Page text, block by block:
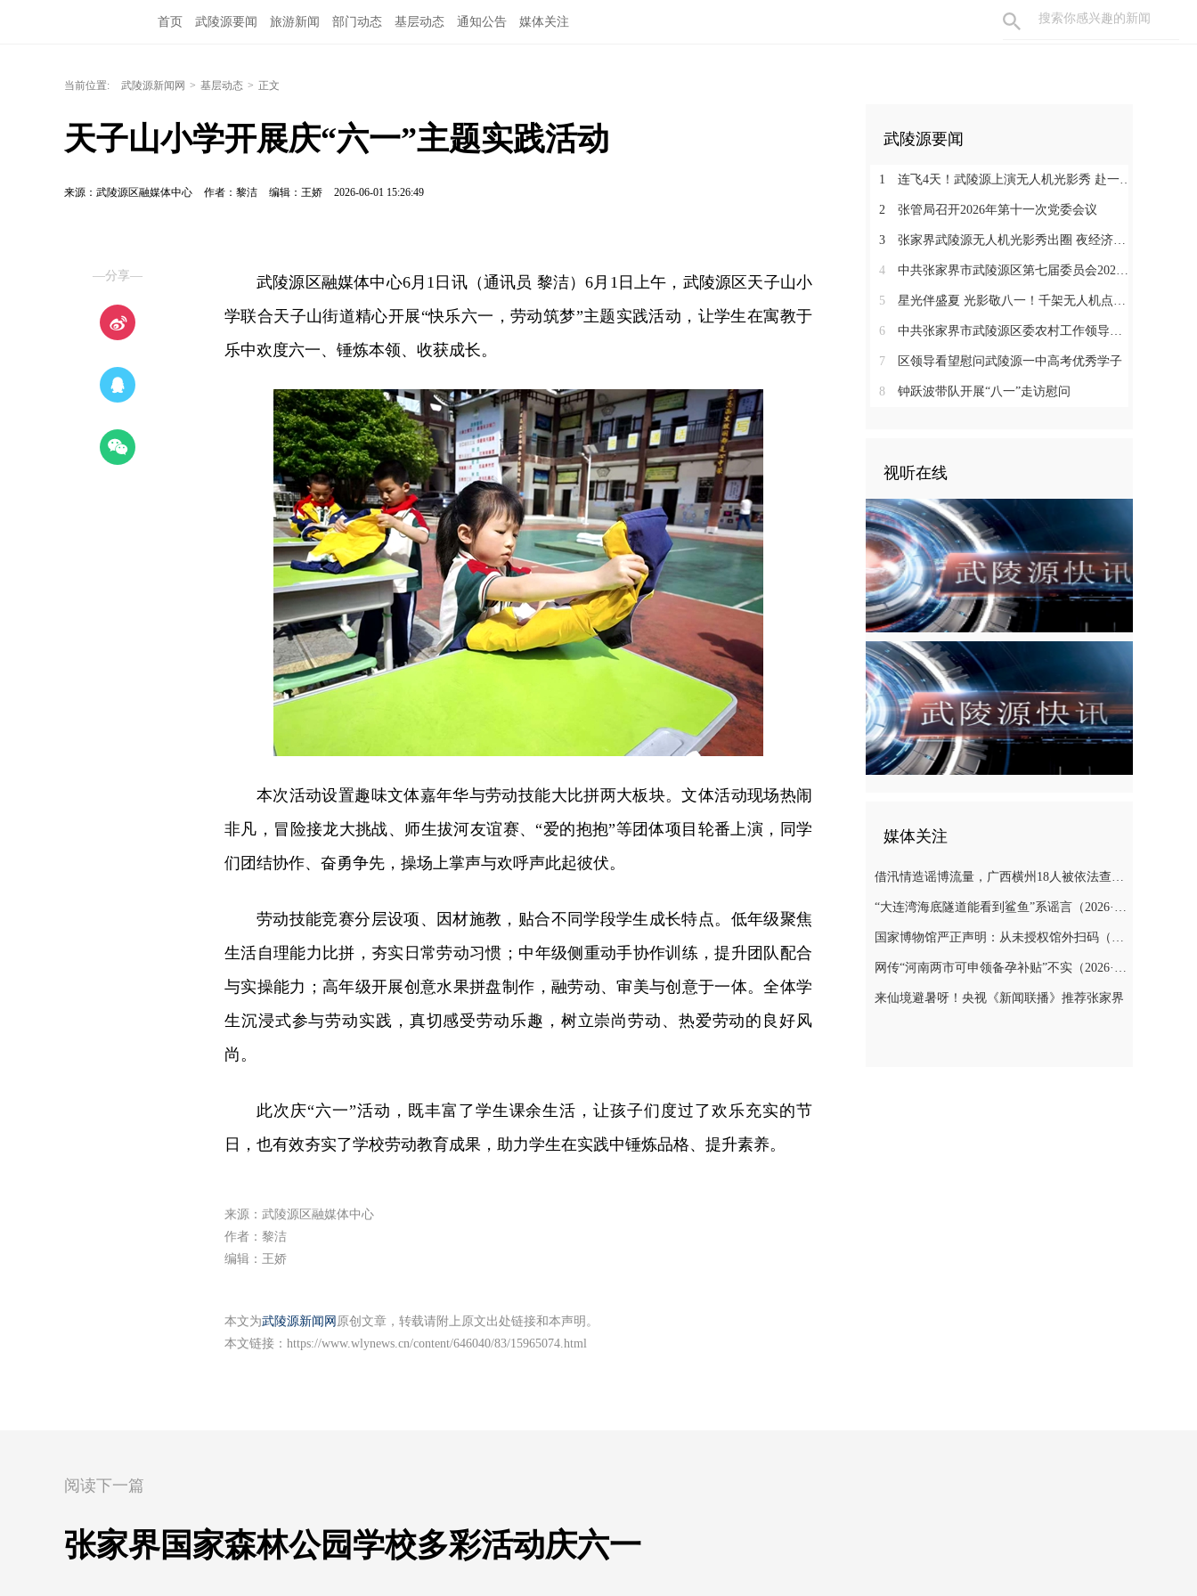
首页 武陵源要闻 旅游新闻 部门动态 基层动态 通知公告 媒体关注
当前位置: 武陵源新闻网 > 基层动态 > 正文
天子山小学开展庆“六一”主题实践活动
来源：武陵源区融媒体中心 作者：黎洁 编辑：王娇 2026-06-01 15:26:49
—分享—
武陵源区融媒体中心6月1日讯（通讯员 黎洁）6月1日上午，武陵源区天子山小
学联合天子山街道精心开展“快乐六一，劳动筑梦”主题实践活动，让学生在寓教于
乐中欢度六一、锤炼本领、收获成长。
本次活动设置趣味文体嘉年华与劳动技能大比拼两大板块。文体活动现场热闹
非凡，冒险接龙大挑战、师生拔河友谊赛、“爱的抱抱”等团体项目轮番上演，同学
们团结协作、奋勇争先，操场上掌声与欢呼声此起彼伏。
劳动技能竞赛分层设项、因材施教，贴合不同学段学生成长特点。低年级聚焦
生活自理能力比拼，夯实日常劳动习惯；中年级侧重动手协作训练，提升团队配合
与实操能力；高年级开展创意水果拼盘制作，融劳动、审美与创意于一体。全体学
生沉浸式参与劳动实践，真切感受劳动乐趣，树立崇尚劳动、热爱劳动的良好风
尚。
此次庆“六一”活动，既丰富了学生课余生活，让孩子们度过了欢乐充实的节
日，也有效夯实了学校劳动教育成果，助力学生在实践中锤炼品格、提升素养。
来源：武陵源区融媒体中心
作者：黎洁
编辑：王娇
本文为武陵源新闻网 原创文章，转载请附上原文出处链接和本声明。
本文链接： https://www.wlynews.cn/content/646040/83/15965074.html
武陵源要闻
1 连飞4天！武陵源上演无人机光影秀 赴一场峰林夜色之约
2 张管局召开2026年第十一次党委会议
3 张家界武陵源无人机光影秀出圈 夜经济激活山水“第二增长曲线”
4 中共张家界市武陵源区第七届委员会2026年第1次常委会会议召开
5 星光伴盛夏 光影敬八一！千架无人机点亮武陵源峰林夜空
6 中共张家界市武陵源区委农村工作领导小组会议召开
7 区领导看望慰问武陵源一中高考优秀学子
8 钟跃波带队开展“八一”走访慰问
视听在线
媒体关注
借汛情造谣博流量，广西横州18人被依法查处（2026·08·05）
“大连湾海底隧道能看到鲨鱼”系谣言（2026·08·04）
国家博物馆严正声明：从未授权馆外扫码（2026·08·03）
网传“河南两市可申领备孕补贴”不实（2026·07·31）
来仙境避暑呀！央视《新闻联播》推荐张家界
阅读下一篇
张家界国家森林公园学校多彩活动庆六一